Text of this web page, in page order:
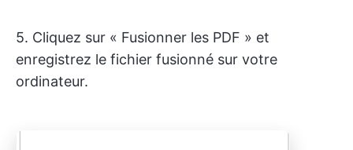
5. Cliquez sur « Fusionner les PDF » et
enregistrez le fichier fusionné sur votre
ordinateur.